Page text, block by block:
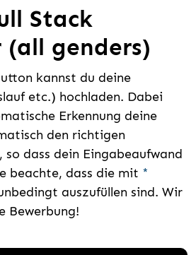
Stack
(all genders)
kannst du deine
etc.) hochladen. Dabei
Erkennung deine
den richtigen
so dass dein Eingabeaufwand
beachte, dass die mit *
auszufüllen sind. Wir
Bewerbung!